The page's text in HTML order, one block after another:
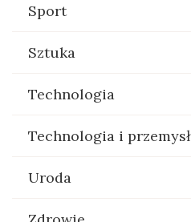
Sport
Sztuka
Technologia
Technologia i przemysł
Uroda